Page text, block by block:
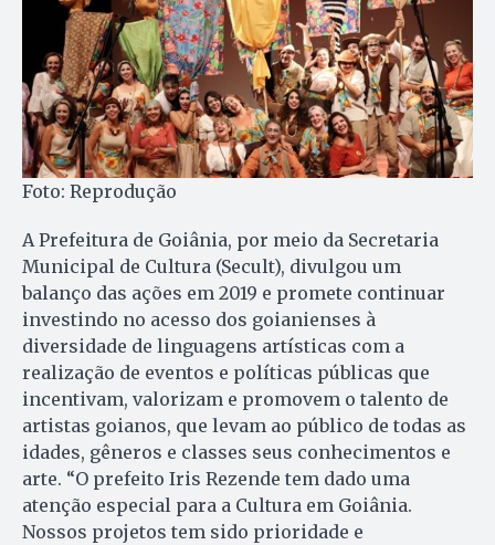
Foto: Reprodução
A Prefeitura de Goiânia, por meio da Secretaria
Municipal de Cultura (Secult), divulgou um
balanço das ações em 2019 e promete continuar
investindo no acesso dos goianienses à
diversidade de linguagens artísticas com a
realização de eventos e políticas públicas que
incentivam, valorizam e promovem o talento de
artistas goianos, que levam ao público de todas as
idades, gêneros e classes seus conhecimentos e
arte. “O prefeito Iris Rezende tem dado uma
atenção especial para a Cultura em Goiânia.
Nossos projetos tem sido prioridade e